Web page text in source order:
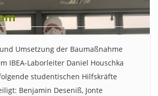
Umsetzung der Baumaßnahme
IBEA-Laborleiter Daniel Houschka
studentischen Hilfskräfte
Benjamin Deseniß, Jonte